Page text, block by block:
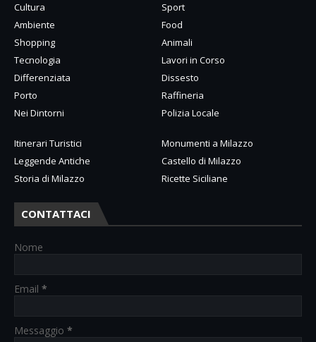
Cultura
Sport
Ambiente
Food
Shopping
Animali
Tecnologia
Lavori in Corso
Differenziata
Dissesto
Porto
Raffineria
Nei Dintorni
Polizia Locale
Itinerari Turistici
Monumenti a Milazzo
Leggende Antiche
Castello di Milazzo
Storia di Milazzo
Ricette Siciliane
CONTATTACI
Nome
Email *
Messaggio *